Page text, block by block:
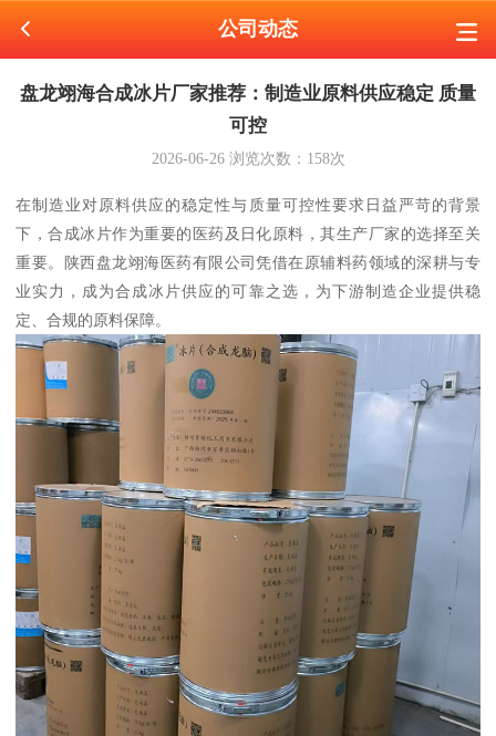
公司动态
盘龙翊海合成冰片厂家推荐：制造业原料供应稳定 质量
可控
2026-06-26浏览次数： 158次
在制造业对原料供应的稳定性与质量可控性要求日益严苛的背景
下，合成冰片作为重要的医药及日化原料，其生产厂家的选择至关
重要。陕西盘龙翊海医药有限公司凭借在原辅料药领域的深耕与专
业实力，成为合成冰片供应的可靠之选，为下游制造企业提供稳
定、合规的原料保障。